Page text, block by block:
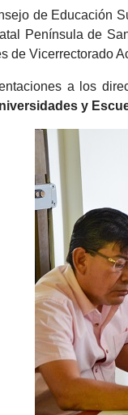
de Educación
Península de
de Vicerrectorado
a los
y